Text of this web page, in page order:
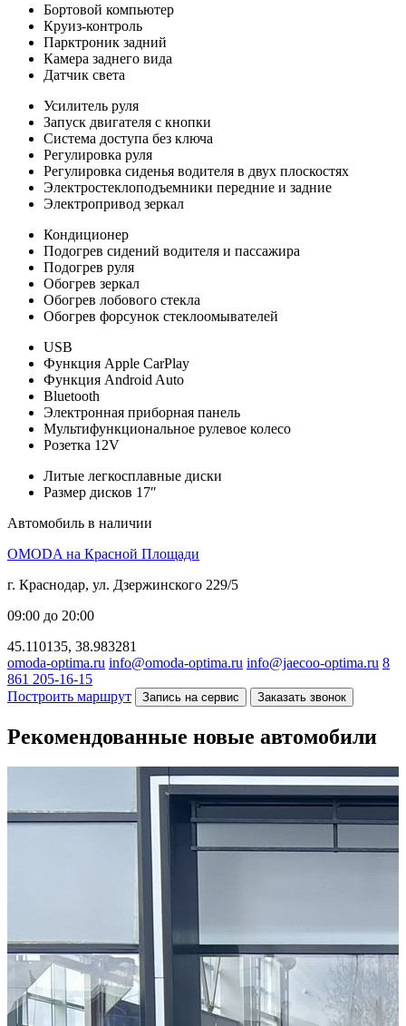
Бортовой компьютер
Круиз-контроль
Парктроник задний
Камера заднего вида
Датчик света
Усилитель руля
Запуск двигателя с кнопки
Система доступа без ключа
Регулировка руля
Регулировка сиденья водителя в двух плоскостях
Электростеклоподъемники передние и задние
Электропривод зеркал
Кондиционер
Подогрев сидений водителя и пассажира
Подогрев руля
Обогрев зеркал
Обогрев лобового стекла
Обогрев форсунок стеклоомывателей
USB
Функция Apple CarPlay
Функция Android Auto
Bluetooth
Электронная приборная панель
Мультифункциональное рулевое колесо
Розетка 12V
Литые легкосплавные диски
Размер дисков 17″
Автомобиль в наличии
OMODA на Красной Площади
г. Краснодар, ул. Дзержинского 229/5
09:00 до 20:00
45.110135, 38.983281
omoda-optima.ru info@omoda-optima.ru info@jaecoo-optima.ru 8
861 205-16-15
Построить маршрут
Запись на сервис Заказать звонок
Рекомендованные новые автомобили